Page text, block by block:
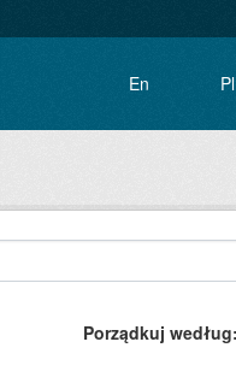
En Pl
Porządkuj według